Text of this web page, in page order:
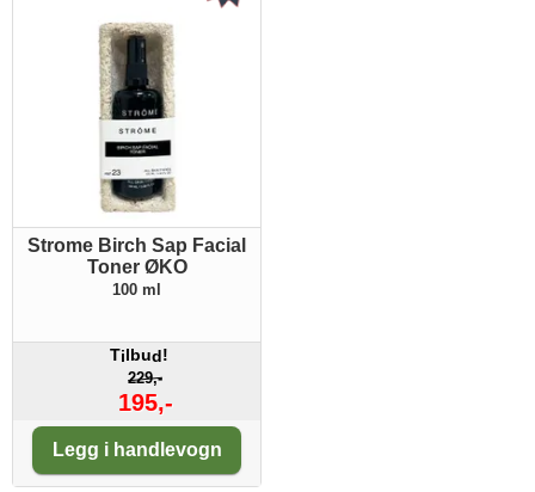
Strome Birch Sap Facial
Toner ØKO
100 ml
Tilbud!
229,-
195,-
Legg i handlevogn